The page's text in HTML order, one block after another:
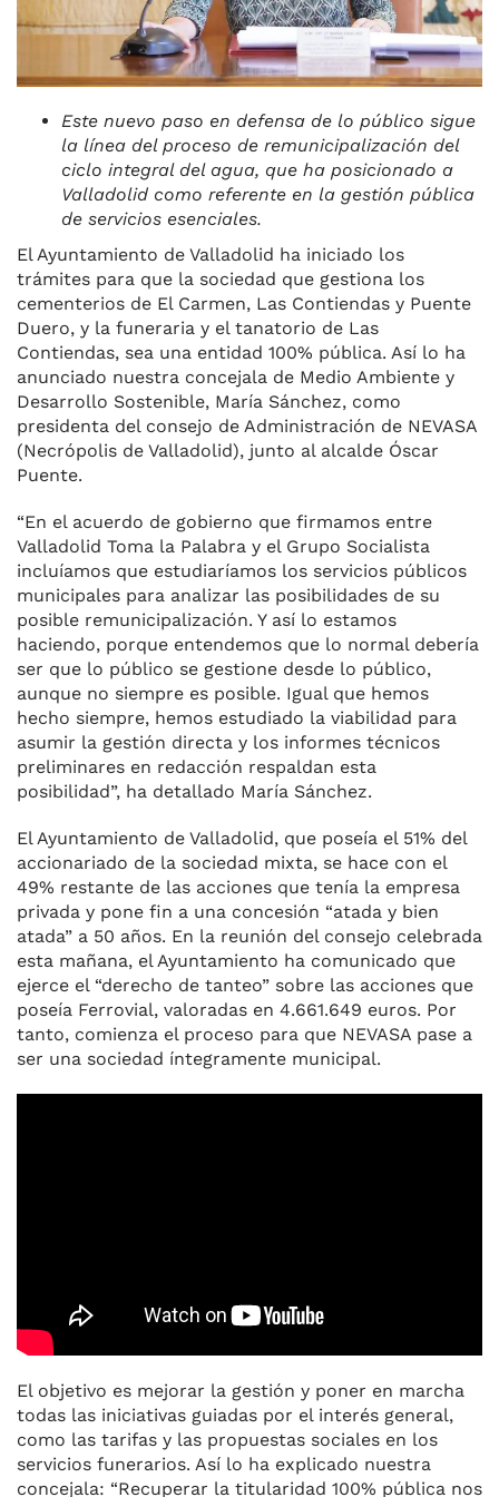
Este nuevo paso en defensa de lo público sigue
la línea del proceso de remunicipalización del
ciclo integral del agua, que ha posicionado a
Valladolid como referente en la gestión pública
de servicios esenciales.
El Ayuntamiento de Valladolid ha iniciado los
trámites para que la sociedad que gestiona los
cementerios de El Carmen, Las Contiendas y Puente
Duero, y la funeraria y el tanatorio de Las
Contiendas, sea una entidad 100% pública. Así lo ha
anunciado nuestra concejala de Medio Ambiente y
Desarrollo Sostenible, María Sánchez, como
presidenta del consejo de Administración de NEVASA
(Necrópolis de Valladolid), junto al alcalde Óscar
Puente.
“En el acuerdo de gobierno que firmamos entre
Valladolid Toma la Palabra y el Grupo Socialista
incluíamos que estudiaríamos los servicios públicos
municipales para analizar las posibilidades de su
posible remunicipalización. Y así lo estamos
haciendo, porque entendemos que lo normal debería
ser que lo público se gestione desde lo público,
aunque no siempre es posible. Igual que hemos
hecho siempre, hemos estudiado la viabilidad para
asumir la gestión directa y los informes técnicos
preliminares en redacción respaldan esta
posibilidad”, ha detallado María Sánchez.
El Ayuntamiento de Valladolid, que poseía el 51% del
accionariado de la sociedad mixta, se hace con el
49% restante de las acciones que tenía la empresa
privada y pone fin a una concesión “atada y bien
atada” a 50 años. En la reunión del consejo celebrada
esta mañana, el Ayuntamiento ha comunicado que
ejerce el “derecho de tanteo” sobre las acciones que
poseía Ferrovial, valoradas en 4.661.649 euros. Por
tanto, comienza el proceso para que NEVASA pase a
ser una sociedad íntegramente municipal.
El objetivo es mejorar la gestión y poner en marcha
todas las iniciativas guiadas por el interés general,
como las tarifas y las propuestas sociales en los
servicios funerarios. Así lo ha explicado nuestra
concejala: “Recuperar la titularidad 100% pública nos